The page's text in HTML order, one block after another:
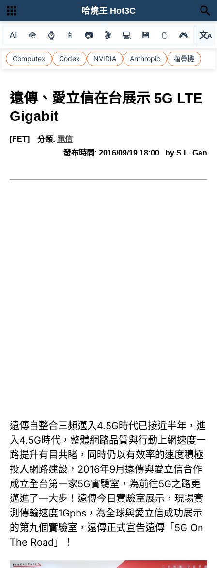
AI 🪖 ⌚ 📱 📷 🎬 💻 💾 🖱 🎮 文A
選
Computex Codex NVIDIA Anthropic 摺疊機
哈燒王 Hot3C
遠傳、愛立信在台展示 5G LTE
Gigabit
[FET] 分類: 電信
發布時間: 2016/09/19 18:00 by S.L. Gan
遠傳自整合三頻邁入4.5G時代已接近半年，進
入4.5G時代，整體網路品質與行動上網速度一
路提升有目共睹，同時仍以有效率的速度積極
投入網路建設，2016年9月遠傳與愛立信合作
成立全台第一家5G實驗室，為前往5G之路更
邁進了一大步！遠傳今日實驗室展示，現場實
測傳輸速度1Gpbs，為全球與愛立信成功展示
的第九個實驗室，遠傳正式宣告遠傳「5G On
The Road」！